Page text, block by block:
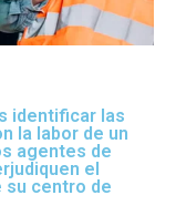
identificar las
la labor de un
agentes de
el
su centro de